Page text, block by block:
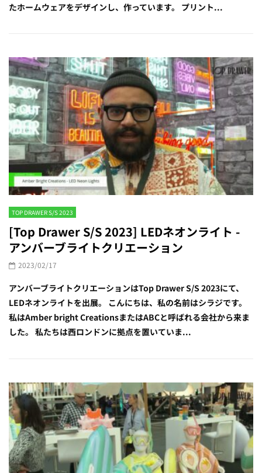
たホームウェアをデザインし、作っています。 プリント...
TOP DRAWER S/S 2023
[Top Drawer S/S 2023] LEDネオンライト -
アンバーブライトクリエーション
2023/02/17
アンバーブライトクリエーションはTop Drawer S/S 2023にて、
LEDネオンライトを出展。 こんにちは、私の名前はシラジです。
私はAmber bright CreationsまたはABCと呼ばれる会社から来ま
した。 私たちは西ロンドンに拠点を置いていま...